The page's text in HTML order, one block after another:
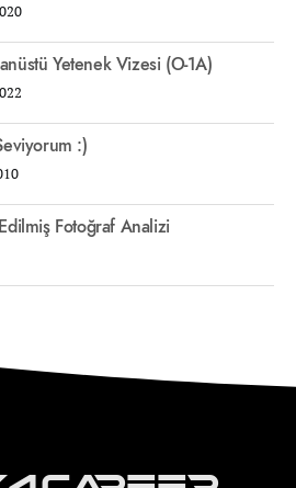
Yetenek Vizesi (O-1A)
:)
Fotoğraf Analizi